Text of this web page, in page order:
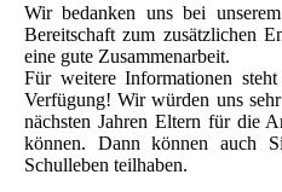
Wir bedanken uns bei
Bereitschaft zum zusätzlichen
eine gute Zusammenarbeit.
Für weitere Informationen
Verfügung! Wir würden uns
nächsten Jahren Eltern für die
können. Dann können auch
Schulleben teilhaben.